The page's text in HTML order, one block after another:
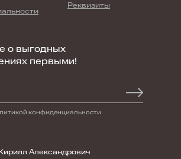
Александрович
Реквизиты
конфиденциальности
о выгодных
первыми!